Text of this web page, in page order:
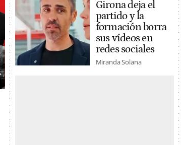
Girona deja el
partido y la
formación borra
sus vídeos en
redes sociales
Miranda Solana